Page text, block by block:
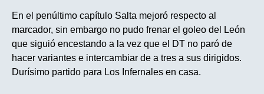
En el penúltimo capítulo Salta mejoró respecto al
marcador, sin embargo no pudo frenar el goleo del León
que siguió encestando a la vez que el DT no paró de
hacer variantes e intercambiar de a tres a sus dirigidos.
Durísimo partido para Los Infernales en casa.